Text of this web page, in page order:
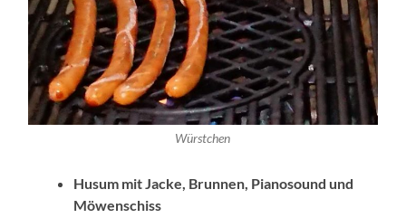
Würstchen
Husum mit Jacke, Brunnen, Pianosound und
Möwenschiss